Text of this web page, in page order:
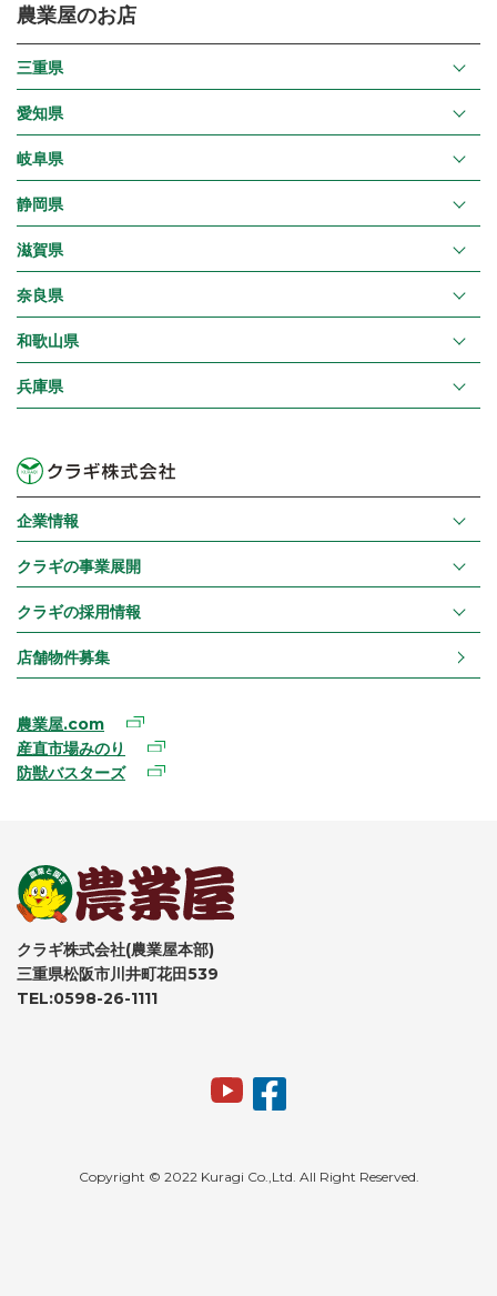
農業屋のお店
三重県
愛知県
岐阜県
静岡県
滋賀県
奈良県
和歌山県
兵庫県
企業情報
クラギの事業展開
クラギの採用情報
店舗物件募集
農業屋.com
産直市場みのり
防獣バスターズ
クラギ株式会社(農業屋本部)
三重県松阪市川井町花田539
TEL:0598-26-1111
Copyright © 2022 Kuragi Co.,Ltd. All Right Reserved.